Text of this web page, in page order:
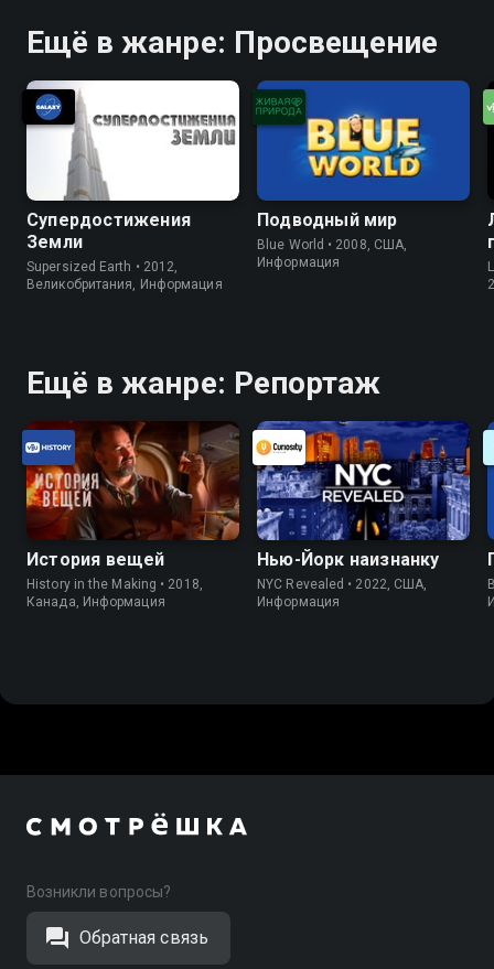
Ещё в жанре: Просвещение
Супердостижения
Земли
Supersized Earth • 2012,
Великобритания, Информация
Подводный мир
Blue World • 2008, США,
Информация
Ещё в жанре: Репортаж
История вещей
History in the Making • 2018,
Канада, Информация
Нью-Йорк наизнанку
NYC Revealed • 2022, США,
Информация
Возникли вопросы?
Обратная связь